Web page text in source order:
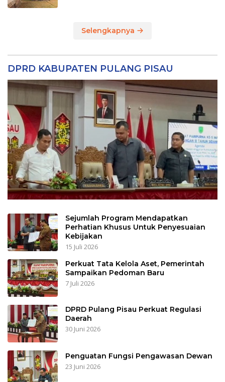
Selengkapnya
DPRD KABUPATEN PULANG PISAU
Sejumlah Program Mendapatkan
Perhatian Khusus Untuk Penyesuaian
Kebijakan
15 Juli 2026
Perkuat Tata Kelola Aset, Pemerintah
Sampaikan Pedoman Baru
7 Juli 2026
DPRD Pulang Pisau Perkuat Regulasi
Daerah
30 Juni 2026
Penguatan Fungsi Pengawasan Dewan
23 Juni 2026